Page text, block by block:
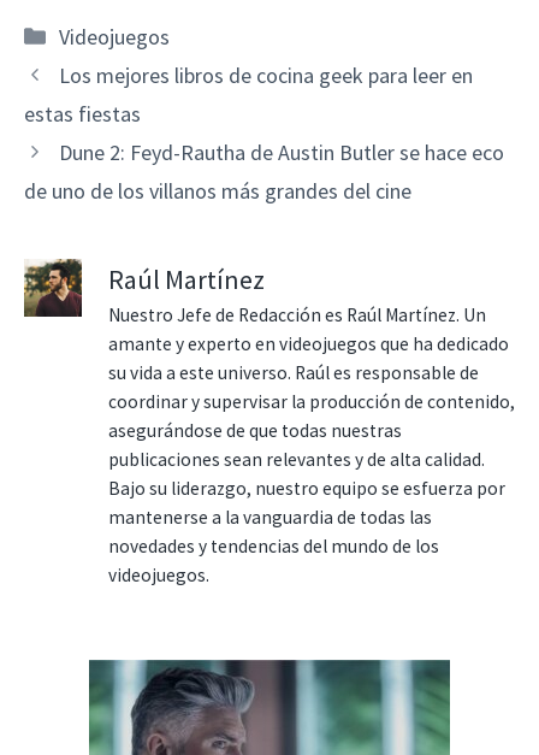
Categorías
Videojuegos
Los mejores libros de cocina geek para leer en
estas fiestas
Dune 2: Feyd-Rautha de Austin Butler se hace eco
de uno de los villanos más grandes del cine
Raúl Martínez
Nuestro Jefe de Redacción es Raúl Martínez. Un
amante y experto en videojuegos que ha dedicado
su vida a este universo. Raúl es responsable de
coordinar y supervisar la producción de contenido,
asegurándose de que todas nuestras
publicaciones sean relevantes y de alta calidad.
Bajo su liderazgo, nuestro equipo se esfuerza por
mantenerse a la vanguardia de todas las
novedades y tendencias del mundo de los
videojuegos.